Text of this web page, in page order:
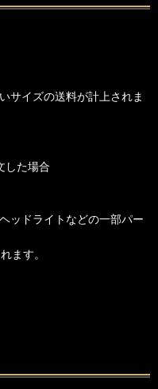
サイズの送料が計上されま
した場合
ッドライトなどの一部パー
ます。